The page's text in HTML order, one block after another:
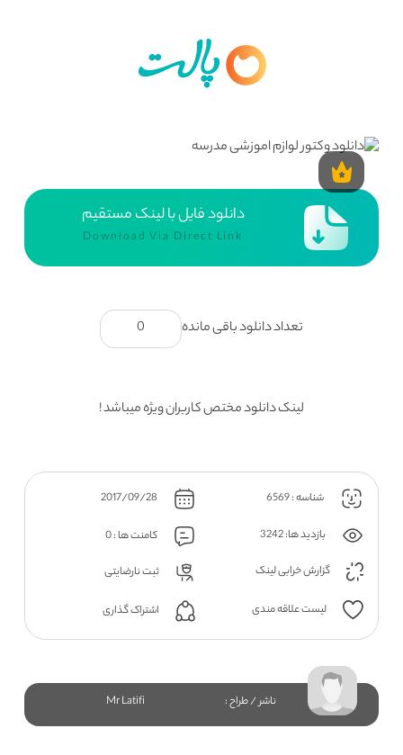
دانلود فایل با لینک مستقیم
Download Via Direct Link
تعداد دانلود باقی مانده 0
لینک دانلود مختص کاربران ویژه میباشد !
شناسه : 6569
بازدید ها: 3242
کامنت ها : 0
گزارش خرابی لینک
ثبت نارضایتی
لیست علاقه مندی اشتراک گذاری
ناشر / طراح : Mr Latifi